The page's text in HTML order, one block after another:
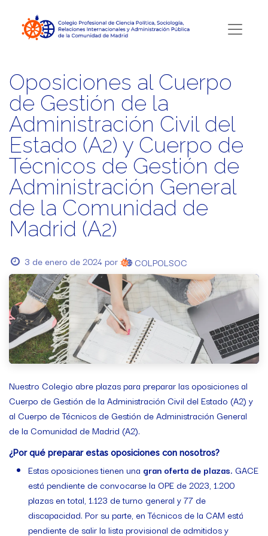
Oposiciones al Cuerpo
de Gestión de la
Administración Civil del
Estado (A2) y Cuerpo de
Técnicos de Gestión de
Administración General
de la Comunidad de
Madrid (A2)
3 de enero de 2024 por COLPOLSOC
Nuestro Colegio abre plazas para preparar las oposiciones al
Cuerpo de Gestión de la Administración Civil del Estado (A2) y
al Cuerpo de Técnicos de Gestión de Administración General
de la Comunidad de Madrid (A2).
¿Por qué preparar estas oposiciones con nosotros?
Estas oposiciones tienen una gran oferta de plazas. GACE
está pendiente de convocarse la OPE de 2023, 1.200
plazas en total, 1.123 de turno general y 77 de
discapacidad. Por su parte, en Técnicos de la CAM está
pendiente de salir la lista provisional de admitidos y